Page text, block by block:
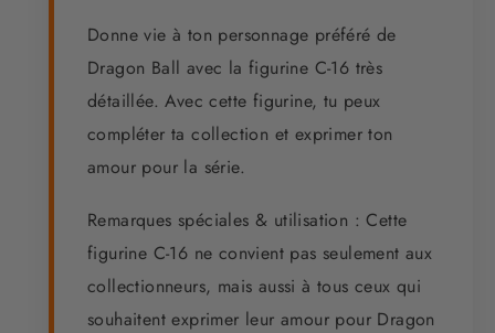
Donne vie à ton personnage préféré de
Dragon Ball avec la figurine C-16 très
détaillée. Avec cette figurine, tu peux
compléter ta collection et exprimer ton
amour pour la série.
Remarques spéciales & utilisation : Cette
figurine C-16 ne convient pas seulement aux
collectionneurs, mais aussi à tous ceux qui
souhaitent exprimer leur amour pour Dragon